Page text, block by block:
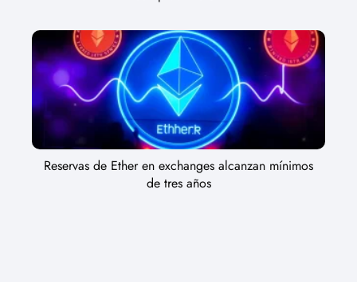
Reservas de Ether en exchanges alcanzan mínimos
de tres años